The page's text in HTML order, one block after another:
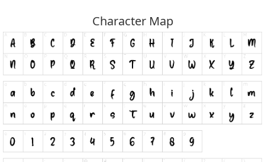
Character Map